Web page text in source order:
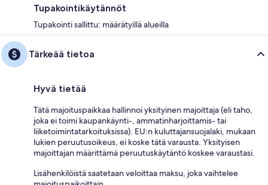
Tupakointikäytännöt
Tupakointi sallittu: määrätyillä alueilla
Tärkeää tietoa
Hyvä tietää
Tätä majoituspaikkaa hallinnoi yksityinen majoittaja (eli taho,
joka ei toimi kaupankäynti-, ammatinharjoittamis- tai
liiketoimintatarkoituksissa). EU:n kuluttajansuojalaki, mukaan
lukien peruutusoikeus, ei koske tätä varausta. Yksityisen
majoittajan määrittämä peruutuskäytäntö koskee varaustasi.
Lisähenkilöistä saatetaan veloittaa maksu, joka vaihtelee